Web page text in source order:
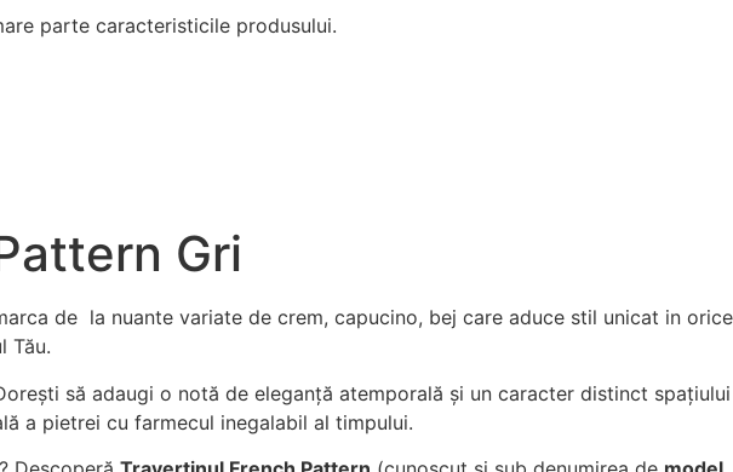
parte caracteristicile produsului.
Gri
de la nuante variate de crem, capucino, bej care aduce stil unicat in orice
Tău.
să adaugi o notă de eleganță atemporală și un caracter distinct spațiului
a pietrei cu farmecul inegalabil al timpului.